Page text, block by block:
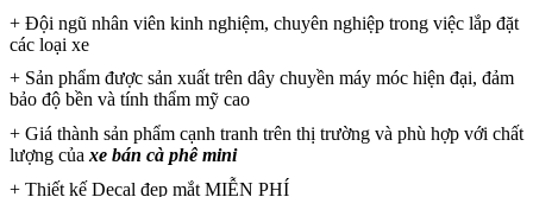
+ Đội ngũ nhân viên kinh nghiệm, chuyên nghiệp trong việc lắp đặt
các loại xe
+ Sản phẩm được sản xuất trên dây chuyền máy móc hiện đại, đảm
bảo độ bền và tính thẩm mỹ cao
+ Giá thành sản phẩm cạnh tranh trên thị trường và phù hợp với chất
lượng của xe bán cà phê mini
+ Thiết kế Decal đẹp mắt MIỄN PHÍ